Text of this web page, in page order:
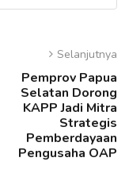
Selanjutnya
Pemprov Papua
Selatan Dorong
KAPP Jadi Mitra
Strategis
Pemberdayaan
Pengusaha OAP